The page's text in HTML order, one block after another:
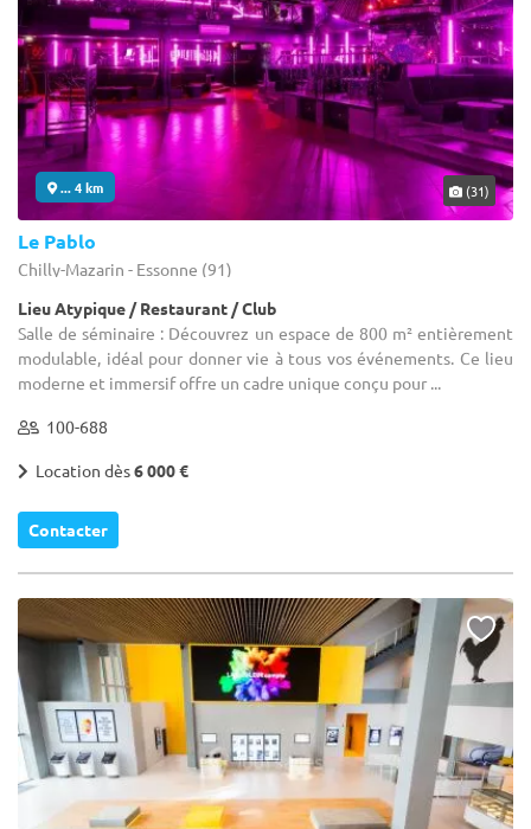
... 4 km (31)
Le Pablo
Chilly-Mazarin - Essonne (91)
Lieu Atypique / Restaurant / Club
Salle de séminaire : Découvrez un espace de 800 m² entièrement
modulable, idéal pour donner vie à tous vos événements. Ce lieu
moderne et immersif offre un cadre unique conçu pour ...
100-688
Location dès6 000 €
Contacter